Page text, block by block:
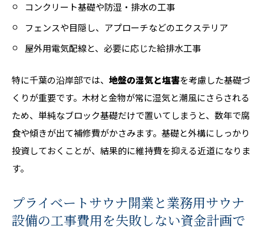
コンクリート基礎や防湿・排水の工事
フェンスや目隠し、アプローチなどのエクステリア
屋外用電気配線と、必要に応じた給排水工事
特に千葉の沿岸部では、 地盤の湿気と塩害を考慮した基礎づ
くりが重要です。木材と金物が常に湿気と潮風にさらされる
ため、単純なブロック基礎だけで置いてしまうと、数年で腐
食や傾きが出て補修費がかさみます。基礎と外構にしっかり
投資しておくことが、結果的に維持費を抑える近道になりま
す。
プライベートサウナ開業と業務用サウナ
設備の工事費用を失敗しない資金計画で